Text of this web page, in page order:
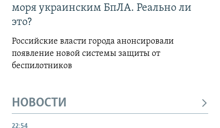
моря украинским БпЛА. Реально ли
это?
Российские власти города анонсировали
появление новой системы защиты от
беспилотников
НОВОСТИ
22:54